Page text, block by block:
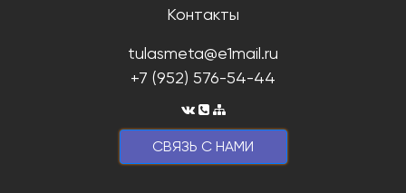
Контакты
tulasmeta@e1mail.ru
+7 (952) 576-54-44
CВЯЗЬ С НАМИ